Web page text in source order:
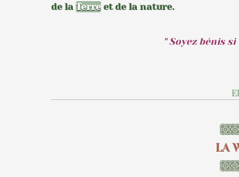
de la Terre et de la nature.
" Soyez bénis
LA